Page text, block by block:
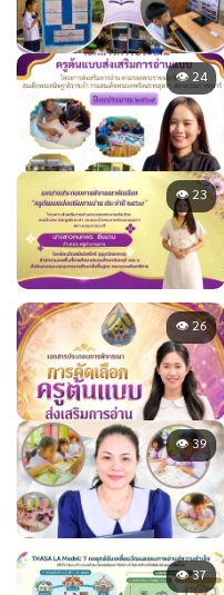
👁 24
👁 23
👁 26
👁 39
👁 37